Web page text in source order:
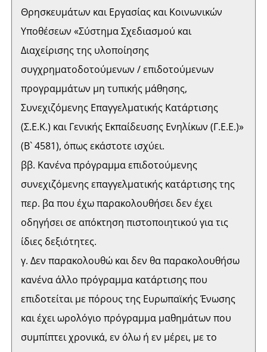
Θρησκευμάτων και Εργασίας και Κοινωνικών
Υποθέσεων «Σύστημα Σχεδιασμού και
Διαχείρισης της υλοποίησης
συγχρηματοδοτούμενων / επιδοτούμενων
προγραμμάτων μη τυπικής μάθησης,
Συνεχιζόμενης Επαγγελματικής Κατάρτισης
(Σ.Ε.Κ.) και Γενικής Εκπαίδευσης Ενηλίκων (Γ.Ε.Ε.)»
(Β` 4581), όπως εκάστοτε ισχύει.
ββ. Κανένα πρόγραμμα επιδοτούμενης
συνεχιζόμενης επαγγελματικής κατάρτισης της
περ. βα που έχω παρακολουθήσει δεν έχει
οδηγήσει σε απόκτηση πιστοποιητικού για τις
ίδιες δεξιότητες.
γ. Δεν παρακολουθώ και δεν θα παρακολουθήσω
κανένα άλλο πρόγραμμα κατάρτισης που
επιδοτείται με πόρους της Ευρωπαϊκής Ένωσης
και έχει ωρολόγιο πρόγραμμα μαθημάτων που
συμπίπτει χρονικά, εν όλω ή εν μέρει, με το